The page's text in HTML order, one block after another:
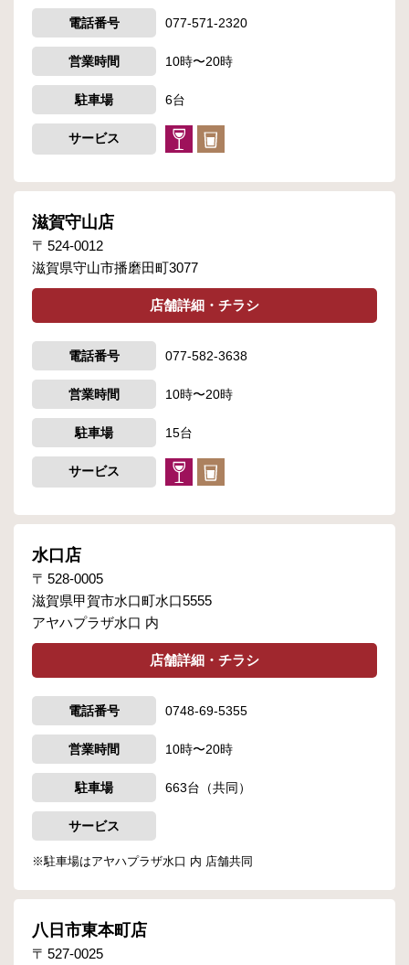
電話番号 077-571-2320
営業時間 10時〜20時
駐車場 6台
サービス
滋賀守山店
524-0012
滋賀県守山市播磨田町3077
店舗詳細・チラシ
電話番号 077-582-3638
営業時間 10時〜20時
駐車場 15台
サービス
水口店
528-0005
滋賀県甲賀市水口町水口5555
アヤハプラザ水口 内
店舗詳細・チラシ
電話番号 0748-69-5355
営業時間 10時〜20時
駐車場 663台（共同）
サービス
※駐車場はアヤハプラザ水口 内 店舗共同
八日市東本町店
527-0025